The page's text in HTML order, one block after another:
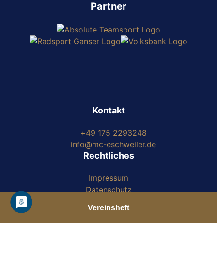
Vereinsheft
Partner
Kontakt
+49 175 2293248
info@mc-eschweiler.de
Rechtliches
Impressum
Datenschutz
Soziale Medien